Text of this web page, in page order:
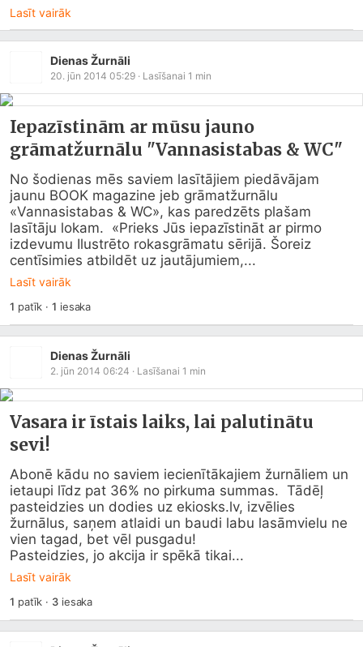
Lasīt vairāk
Dienas Žurnāli
20. jūn 2014 05:29 · Lasīšanai 1 min
Iepazīstinām ar mūsu jauno
grāmatžurnālu "Vannasistabas & WC"
No šodienas mēs saviem lasītājiem piedāvājam
jaunu BOOK magazine jeb grāmatžurnālu
«Vannasistabas & WC», kas paredzēts plašam
lasītāju lokam.  «Prieks Jūs iepazīstināt ar pirmo
izdevumu Ilustrēto rokasgrāmatu sērijā. Šoreiz
centīsimies atbildēt uz jautājumiem,...
Lasīt vairāk
1 patīk ·1 iesaka
Dienas Žurnāli
2. jūn 2014 06:24 · Lasīšanai 1 min
Vasara ir īstais laiks, lai palutinātu
sevi!
Abonē kādu no saviem iecienītākajiem žurnāliem un
ietaupi līdz pat 36% no pirkuma summas.  Tādēļ
pasteidzies un dodies uz ekiosks.lv, izvēlies
žurnālus, saņem atlaidi un baudi labu lasāmvielu ne
vien tagad, bet vēl pusgadu!
Pasteidzies, jo akcija ir spēkā tikai...
Lasīt vairāk
1 patīk · 3iesaka